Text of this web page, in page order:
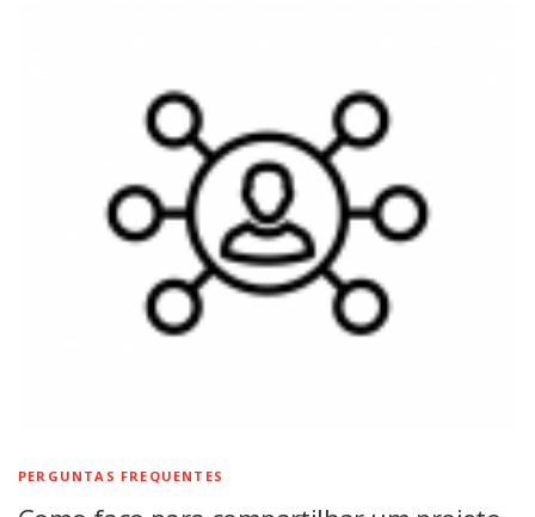
PERGUNTAS FREQUENTES